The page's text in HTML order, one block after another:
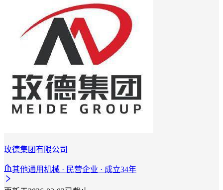
玫德集团有限公司
其他通用机械 · 民营企业 · 成立34年